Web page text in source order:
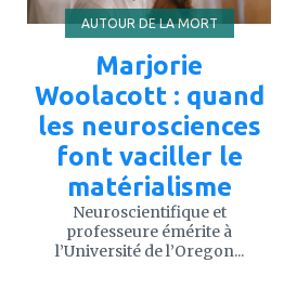
AUTOUR DE LA MORT
Marjorie
Woolacott : quand
les neurosciences
font vaciller le
matérialisme
Neuroscientifique et
professeure émérite à
l’Université de l’Oregon...